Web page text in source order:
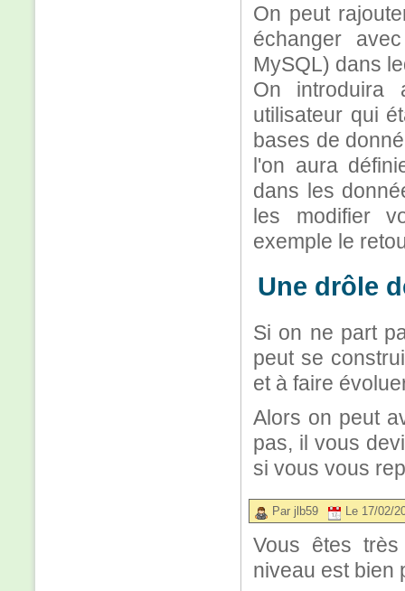
On peut
échanger
MySQL) dans
On introduira
utilisateur qui
bases de
l'on aura
dans les
les modifier
exemple le
Une drôle
Si on ne part
peut se
et à faire
Alors on peut
pas, il vous
si vous vous
Par jlb59 Le 17/02/
Vous êtes
niveau est bien